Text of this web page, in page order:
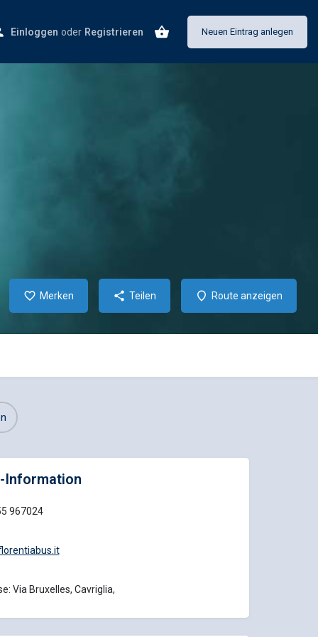
Einloggen oder Registrieren Neuen Eintrag anlegen
Merken Teilen Route anzeigen
Information
967024
Via Bruxelles, Cavriglia,